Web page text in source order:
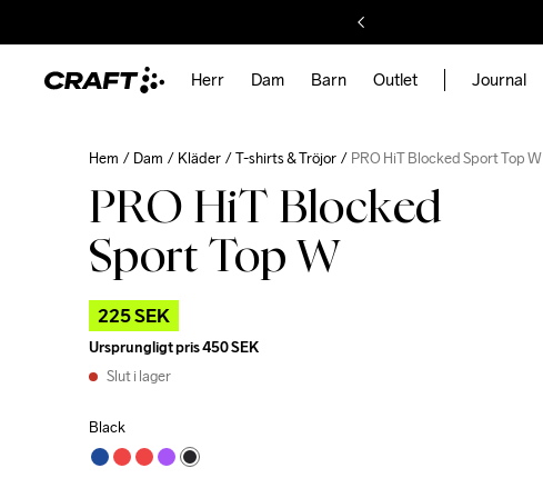
Herr Dam Barn Outlet Journal
Hem Dam Kläder T-shirts & Tröjor PRO HiT Blocked Sport Top W
PRO HiT Blocked
Sport Top W
225 SEK
Ursprungligt pris450 SEK
Slut i lager
Black